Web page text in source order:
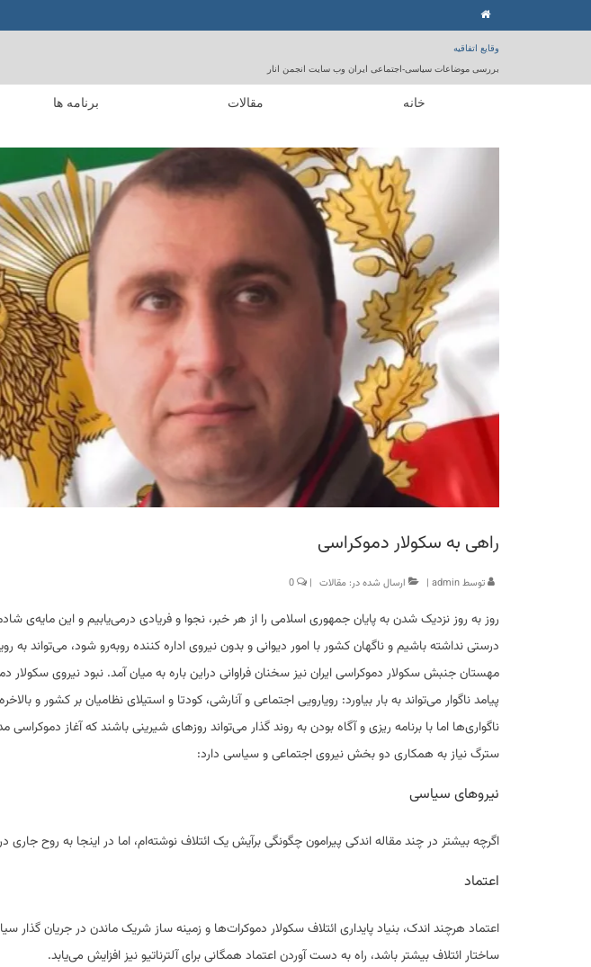
وقایع اتفاقیه
بررسی موضاعات سیاسی-اجتماعی ایران وب سایت انجمن انار
خانه مقالات برنامه ها
راهی به سکولار دموکراسی
توسطadmin
| ارسال شده در: مقالات |
روز به روز نزدیک شدن به پایان جمهوری اسلامی را از هر خبر، نجوا و فریادی درمی‌یابیم و این مایه‌ی
درستی نداشته باشیم و ناگهان کشور با امور دیوانی و بدون نیروی اداره کننده روبه‌رو شود، می‌تواند
مهستان جنبش سکولار دموکراسی ایران نیز سخنان فراوانی دراین باره به میان آمد. نبود نیروی
پیامد ناگوار می‌تواند به بار بیاورد: رویارویی اجتماعی و آنارشی، کودتا و استیلای نظامیان بر کشور
ناگواری‌ها اما با برنامه ریزی و آگاه بودن به روند گذار می‌تواند روزهای شیرینی باشند که آغاز
سترگ نیاز به همکاری دو بخش نیروی اجتماعی و سیاسی دارد:
نیروهای سیاسی
اگرچه بیشتر در چند مقاله اندکی پیرامون چگونگی برآیش یک ائتلاف نوشته‌ام، اما در اینجا به روح
اعتماد
اعتماد هرچند اندک، بنیاد پایداری ائتلاف سکولار دموکرات‌ها و زمینه ساز شریک ماندن در جریان‌
ساختار ائتلاف بیشتر باشد، راه به دست آوردن اعتماد همگانی برای آلترناتیو نیز افزایش می‌یابد.